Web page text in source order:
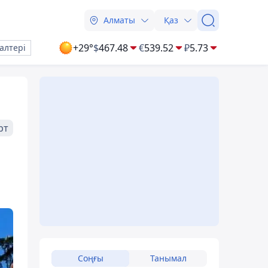
Алматы Қаз
+29°$467.48 €539.52 ₽5.73
Соңғы Танымал